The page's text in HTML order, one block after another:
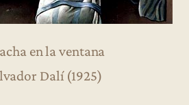
en la ventana
Dalí (1925)